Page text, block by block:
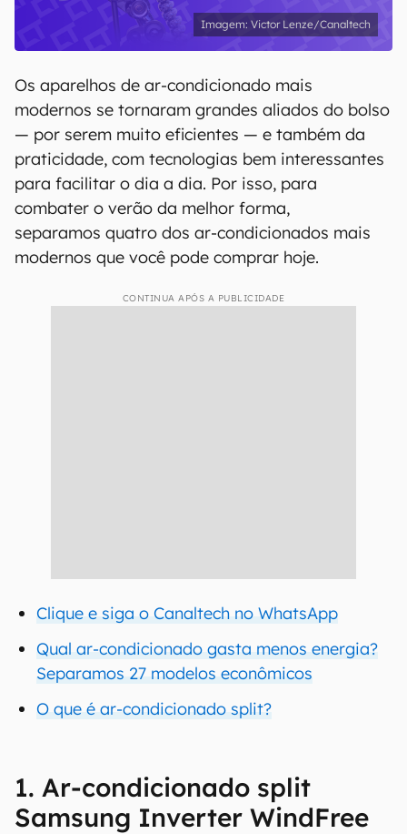
Victor Lenze/Canaltech
Os aparelhos de ar-condicionado mais
modernos se tornaram grandes aliados do bolso
— por serem muito eficientes — e também da
praticidade, com tecnologias bem interessantes
para facilitar o dia a dia. Por isso, para
combater o verão da melhor forma,
separamos quatro dos ar-condicionados mais
modernos que você pode comprar hoje.
CONTINUA APÓS A PUBLICIDADE
Clique e siga o Canaltech no WhatsApp
Qual ar-condicionado gasta menos energia?
Separamos 27 modelos econômicos
O que é ar-condicionado split?
1. Ar-condicionado split
Samsung Inverter WindFree